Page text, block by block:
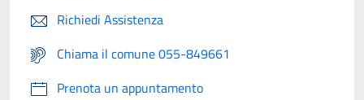
Richiedi Assistenza
Chiama il comune 055-849661
Prenota un appuntamento